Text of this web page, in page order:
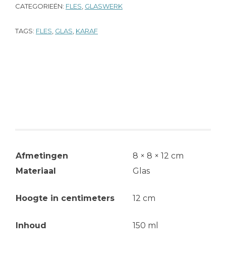
CATEGORIEËN: FLES GLASWERK
TAGS: FLES GLAS KARAF
Afmetingen
8 × 8 × 12 cm
Materiaal
Glas
Hoogte in centimeters 12 cm
Inhoud 150 ml